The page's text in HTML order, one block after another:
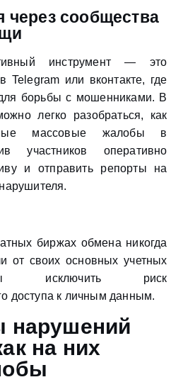
через сообщества
инструмент — это
или вконтакте, где
борьбы с мошенниками. В
легко разобраться, как
массовые жалобы в
участников оперативно
и отправить репорты на
биржах обмена никогда
от своих основных учетных
исключить риск
доступа к личным данным.
нарушений
на них